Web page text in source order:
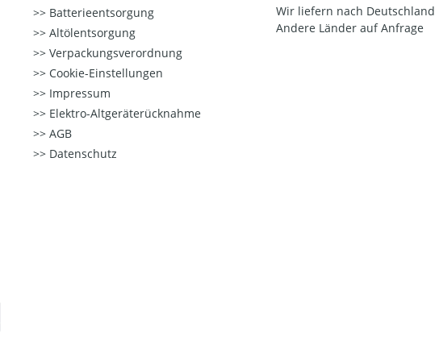
Batterieentsorgung
Altölentsorgung
Verpackungsverordnung
Cookie-Einstellungen
Impressum
Elektro-Altgeräterücknahme
AGB
Datenschutz
Wir liefern nach Deutschland
Andere Länder auf Anfrage